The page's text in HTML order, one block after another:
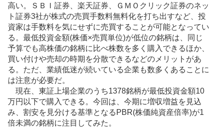
高い。ＳＢＩ 証券 、楽天証券、ＧＭＯクリック証券のネッ
ト証券3社が株式の売買手数料無料化を打ち出すなど、投
資家は手数料を気にせずに売買することが可能となってい
る。最低投資金額(株価×売買単位)が低位の銘柄は、同じ
予算でも高株価の銘柄に比べ株数を多く購入できるほか、
買い付けや売却の時期を分散できるなどのメリットがあ
る。ただ、業績低迷が続いている企業も数多くあることに
は注意が必要だ。
現在、東証上場企業のうち1378銘柄が最低投資金額10
万円以下で購入できる。今回は、今期に増収増益を見込
み、割安を見分ける基準となるPBR(株価純資産倍率)が1
倍未満の銘柄に注目してみた。